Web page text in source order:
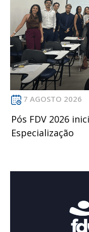
7 AGOSTO 2026
Pós FDV 2026
Especialização